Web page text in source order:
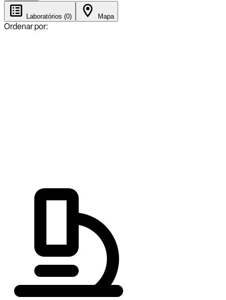
Laboratórios (0) Mapa
Ordenar por: